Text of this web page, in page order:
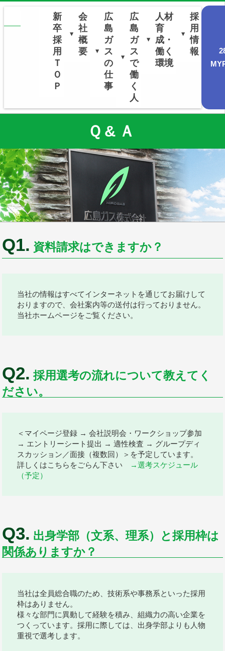
新
卒
採
用
Ｔ
Ｏ
Ｐ
▼
会
社
概
要
▼
広
島
ガ
ス
の
仕
事
▼
広
島
ガ
ス
で
働
く
人
▼
人材
育
成・
働く
環境
▼
採
用
情
報
Ｑ&Ａ
Q1. 資料請求はできますか？
当社の情報はすべてインターネットを通じてお届けして
おりますので、会社案内等の送付は行っておりません。
当社ホームページをご覧ください。
Q2. 採用選考の流れについて教えてく
ださい。
＜マイページ登録 → 会社説明会・ワークショップ参加
→ エントリーシート提出 → 適性検査 → グループディ
スカッション／面接（複数回）＞を予定しています。
詳しくはこちらをごらん下さい
→選考スケジュール
（予定）
Q3. 出身学部（文系、理系）と採用枠は
関係ありますか？
当社は全員総合職のため、技術系や事務系といった採用
枠はありません。
様々な部門に異動して経験を積み、組織力の高い企業を
つくっています。採用に際しては、出身学部よりも人物
重視で選考します。